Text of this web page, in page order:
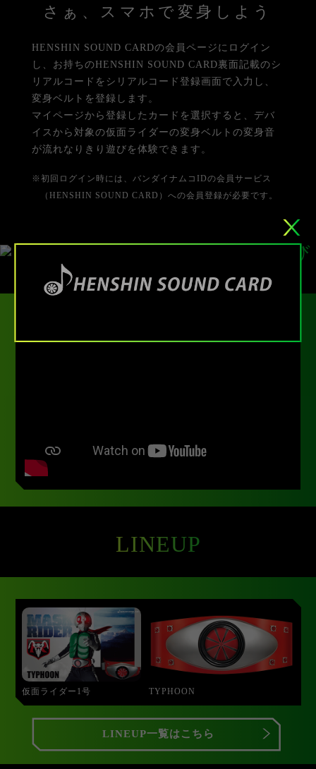
さぁ、スマホで変身しよう
HENSHIN SOUND CARDの会員ページにログイン
し、お持ちのHENSHIN SOUND CARD裏面記載のシ
リアルコードをシリアルコード登録画面で入力し、
変身ベルトを登録します。
マイページから登録したカードを選択すると、デバ
イスから対象の仮面ライダーの変身ベルトの変身音
が流れなりきり遊びを体験できます。
※初回ログイン時には、バンダイナムコIDの会員サービス
（HENSHIN SOUND CARD）への会員登録が必要です。
LINEUP
仮面ライダー1号 TYPHOON
LINEUP一覧はこちら